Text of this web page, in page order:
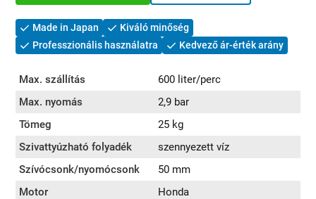
Made in Japan
Kiváló minőség
Professzionális használatra
Kedvező ár-érték arány
Max. szállítás
600 liter/perc
Max. nyomás
2,9 bar
Tömeg
25 kg
Szivattyúzható folyadék
szennyezett víz
Szívócsonk/nyomócsonk
50 mm
Motor
Honda